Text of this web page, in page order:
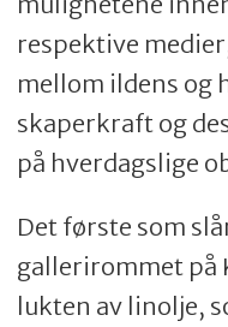
respektive
mellom ildens og
skaperkraft og
på hverdagslige
Det første som
gallerirommet på
lukten av linolje,